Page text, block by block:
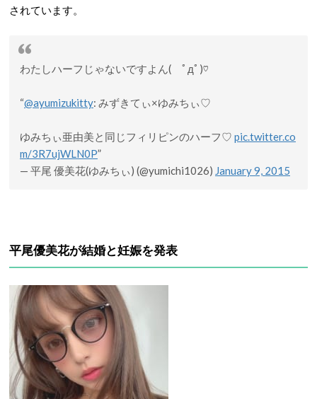
されています。
わたしハーフじゃないですよん( ﾟдﾟ)♡
“@ayumizukitty: みずきてぃ×ゆみちぃ♡
ゆみちぃ亜由美と同じフィリピンのハーフ♡ pic.twitter.co
m/3R7ujWLN0P”
— 平尾 優美花(ゆみちぃ) (@yumichi1026) January 9, 2015
平尾優美花が結婚と妊娠を発表